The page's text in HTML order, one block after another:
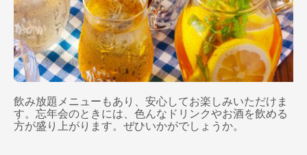
飲み放題メニューもあり、安心してお楽しみいただけま
す。忘年会のときには、色んなドリンクやお酒を飲める
方が盛り上がります。ぜひいかがでしょうか。